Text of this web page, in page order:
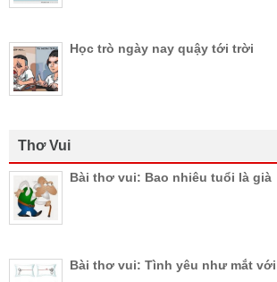
Học trò ngày nay quậy tới trời
Thơ Vui
Bài thơ vui: Bao nhiêu tuổi là già
Bài thơ vui: Tình yêu như mắt